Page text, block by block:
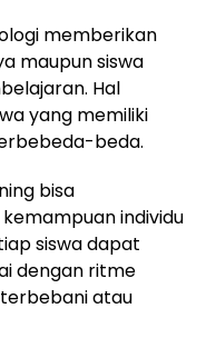
memberikan
maupun siswa
Hal
yang memiliki
beda.
bisa
individu
siswa dapat
dengan ritme
atau